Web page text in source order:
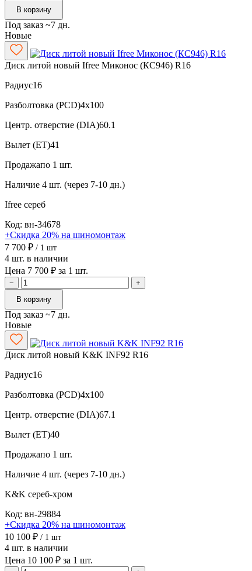
В корзину
Под заказ ~7 дн.
Новые
Диск литой новый Ifree Миконос (КС946) R16
Радиус16
Разболтовка (PCD)4x100
Центр. отверстие (DIA)60.1
Вылет (ET)41
Продажапо 1 шт.
Наличие 4 шт. (через 7-10 дн.)
Ifree сереб
Код: вн-34678
+Скидка 20% на шиномонтаж
7 700 ₽ / 1 шт
4 шт. в наличии
Цена 7 700 ₽ за 1 шт.
−
+
В корзину
Под заказ ~7 дн.
Новые
Диск литой новый K&K INF92 R16
Радиус16
Разболтовка (PCD)4x100
Центр. отверстие (DIA)67.1
Вылет (ET)40
Продажапо 1 шт.
Наличие 4 шт. (через 7-10 дн.)
K&K сереб-хром
Код: вн-29884
+Скидка 20% на шиномонтаж
10 100 ₽ / 1 шт
4 шт. в наличии
Цена 10 100 ₽ за 1 шт.